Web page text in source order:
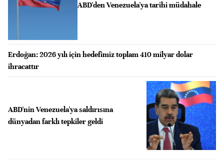
ABD'den Venezuela'ya tarihi müdahale
Erdoğan: 2026 yılı için hedefimiz toplam 410 milyar dolar
ihracattır
ABD'nin Venezuela'ya saldırısına
dünyadan farklı tepkiler geldi